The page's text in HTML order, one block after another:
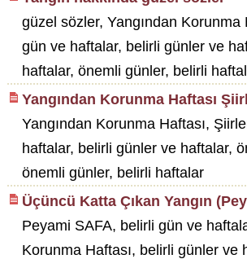
güzel sözler, Yangından Korunma
gün ve haftalar, belirli günler ve
haftalar, önemli günler, belirli
Yangından Korunma Haftası
Yangından Korunma Haftası,
haftalar, belirli günler ve haftalar,
önemli günler, belirli haftalar
Üçüncü Katta Çıkan Yangın
Peyami SAFA, belirli gün ve
Korunma Haftası, belirli günler ve